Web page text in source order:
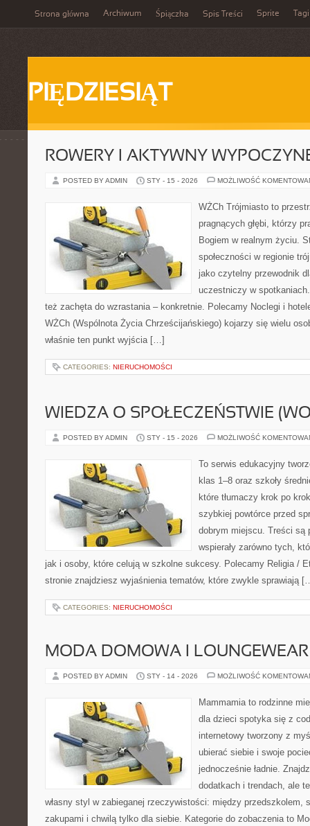
Strona główna Archiwum Śpiączka Spis Treści Sprite Tagi
PIĘDZIESIĄT
ROWERY I AKTYWNY
POSTED BY ADMIN STY - 15 - 2026 MOŻLIWOŚĆ
WŻCh Trójmiasto to
pragnących głębi, którzy
Bogiem w realnym życiu.
społeczności w regionie
jako czytelny przewodnik
uczestniczy w
też zachęta do wzrastania – konkretnie. Polecamy Noclegi i
WŻCh (Wspólnota Życia Chrześcijańskiego) kojarzy się wielu
właśnie ten punkt wyjścia […]
CATEGORIES: NIERUCHOMOŚCI
WIEDZA O SPOŁECZEŃSTWIE
POSTED BY ADMIN STY - 15 - 2026 MOŻLIWOŚĆ
To serwis edukacyjny
klas 1–8 oraz szkoły
które tłumaczy krok po
szybkiej powtórce przed
dobrym miejscu. Treści są
wspierały zarówno tych,
jak i osoby, które celują w szkolne sukcesy. Polecamy Religia /
stronie znajdziesz wyjaśnienia tematów, które zwykle sprawiają
CATEGORIES: NIERUCHOMOŚCI
MODA DOMOWA I LOUNGEWEAR
POSTED BY ADMIN STY - 14 - 2026 MOŻLIWOŚĆ
Mammamia to rodzinne
dla dzieci spotyka się z
internetowy tworzony z
ubierać siebie i swoje
jednocześnie ładnie.
dodatkach i trendach, ale
własny styl w zabieganej rzeczywistości: między przedszkolem,
zakupami i chwilą tylko dla siebie. Kategorie do zobaczenia to